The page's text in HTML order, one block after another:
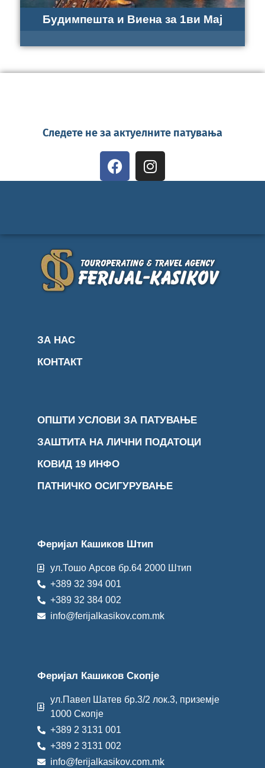
Будимпешта и Виена за 1ви Мај
Следете не за актуелните патувања
ЗА НАС
КОНТАКТ
ОПШТИ УСЛОВИ ЗА ПАТУВАЊЕ
ЗАШТИТА НА ЛИЧНИ ПОДАТОЦИ
КОВИД 19 ИНФО
ПАТНИЧКО ОСИГУРУВАЊЕ
Феријал Кашиков Штип
ул.Тошо Арсов бр.64 2000 Штип
+389 32 394 001
+389 32 384 002
info@ferijalkasikov.com.mk
Феријал Кашиков Скопје
ул.Павел Шатев бр.3/2 лок.3, приземје
1000 Скопје
+389 2 3131 001
+389 2 3131 002
info@ferijalkasikov.com.mk